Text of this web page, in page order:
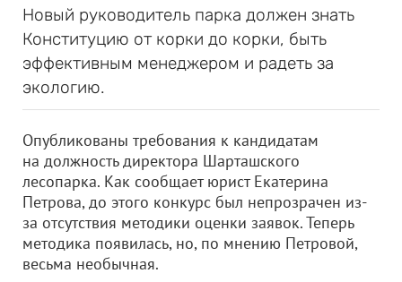
Новый руководитель парка должен знать
Конституцию от корки до корки, быть
эффективным менеджером и радеть за
экологию.
Опубликованы требования к кандидатам
на должность директора Шарташского
лесопарка. Как сообщает юрист Екатерина
Петрова, до этого конкурс был непрозрачен из-
за отсутствия методики оценки заявок. Теперь
методика появилась, но, по мнению Петровой,
весьма необычная.